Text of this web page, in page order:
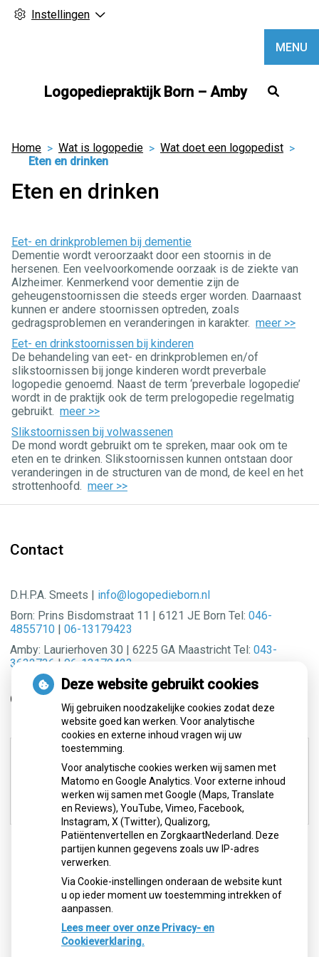
Instellingen
Logopediepraktijk Born – Amby
MENU
Home Wat is logopedie
Wat doet een logopedist
Eten en drinken
Eten en drinken
Eet- en drinkproblemen bij dementie
Dementie wordt veroorzaakt door een stoornis in de
hersenen. Een veelvoorkomende oorzaak is de ziekte van
Alzheimer. Kenmerkend voor dementie zijn de
geheugenstoornissen die steeds erger worden. Daarnaast
kunnen er andere stoornissen optreden, zoals
gedragsproblemen en veranderingen in karakter. meer >>
Eet- en drinkstoornissen bij kinderen
De behandeling van eet- en drinkproblemen en/of
slikstoornissen bij jonge kinderen wordt preverbale
logopedie genoemd. Naast de term ‘preverbale logopedie’
wordt in de praktijk ook de term prelogopedie regelmatig
gebruikt. meer >>
Slikstoornissen bij volwassenen
De mond wordt gebruikt om te spreken, maar ook om te
eten en te drinken. Slikstoornissen kunnen ontstaan door
veranderingen in de structuren van de mond, de keel en het
strottenhoofd. meer >>
Contact
D.H.P.A. Smeets | info@logopedieborn.nl
Born: Prins Bisdomstraat 11 | 6121 JE Born Tel:046-
4855710 |06-13179423
Amby: Laurierhoven 30 | 6225 GA Maastricht Tel:043-
3632736 |06-13179423
Openingstijden
Maandag:
09:00 - 18:00
Woensdag:
09:00 - 18:00
Donderdag:
09:00 - 18:00
09:00 - 18:00
Deze website gebruikt cookies
Wij gebruiken noodzakelijke cookies zodat deze
website goed kan werken. Voor analytische
cookies en externe inhoud vragen wij uw
toestemming.
Voor analytische cookies werken wij samen met
Matomo en Google Analytics. Voor externe inhoud
werken wij samen met Google (Maps, Translate
en Reviews), YouTube, Vimeo, Facebook,
Instagram, X (Twitter), Qualizorg,
Patiëntenvertellen en ZorgkaartNederland. Deze
partijen kunnen gegevens zoals uw IP-adres
verwerken.
Via Cookie-instellingen onderaan de website kunt
u op ieder moment uw toestemming intrekken of
aanpassen.
Lees meer over onze Privacy- en
Cookieverklaring.